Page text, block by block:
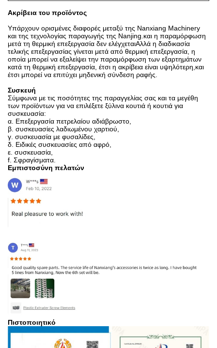
Ακρίβεια του προϊόντος
Υπάρχουν ορισμένες διαφορές μεταξύ της Nanxiang Machinery
και της τεχνολογίας παραγωγής της Nanjing.και η παραμόρφωση
μετά τη θερμική επεξεργασία δεν ελέγχεταιΑλλά η διαδικασία
τελικής επεξεργασίας γίνεται μετά από θερμική επεξεργασία, η
οποία μπορεί να εξαλείψει την παραμόρφωση των εξαρτημάτων
κατά τη θερμική επεξεργασία, έτσι η ακρίβεια είναι υψηλότερη,και
έτσι μπορεί να επιτύχει μηδενική σύνδεση ραφής.
Συσκευή
Σύμφωνα με τις ποσότητες της παραγγελίας σας και τα μεγέθη
των προϊόντων για να επιλέξετε ξύλινα κουτιά ή κουτιά για
συσκευασία:
α. Επεξεργασία πετρελαίου αδιάβρωστο,
β. συσκευασίες λαδιωμένου χαρτιού,
γ. συσκευασία με φυσαλίδες,
δ. Ειδικές συσκευασίες από αφρό,
ε. συσκευασία,
f. Σφραγίσματα.
Εμπιστοσύνη πελατών
Πιστοποιητικό